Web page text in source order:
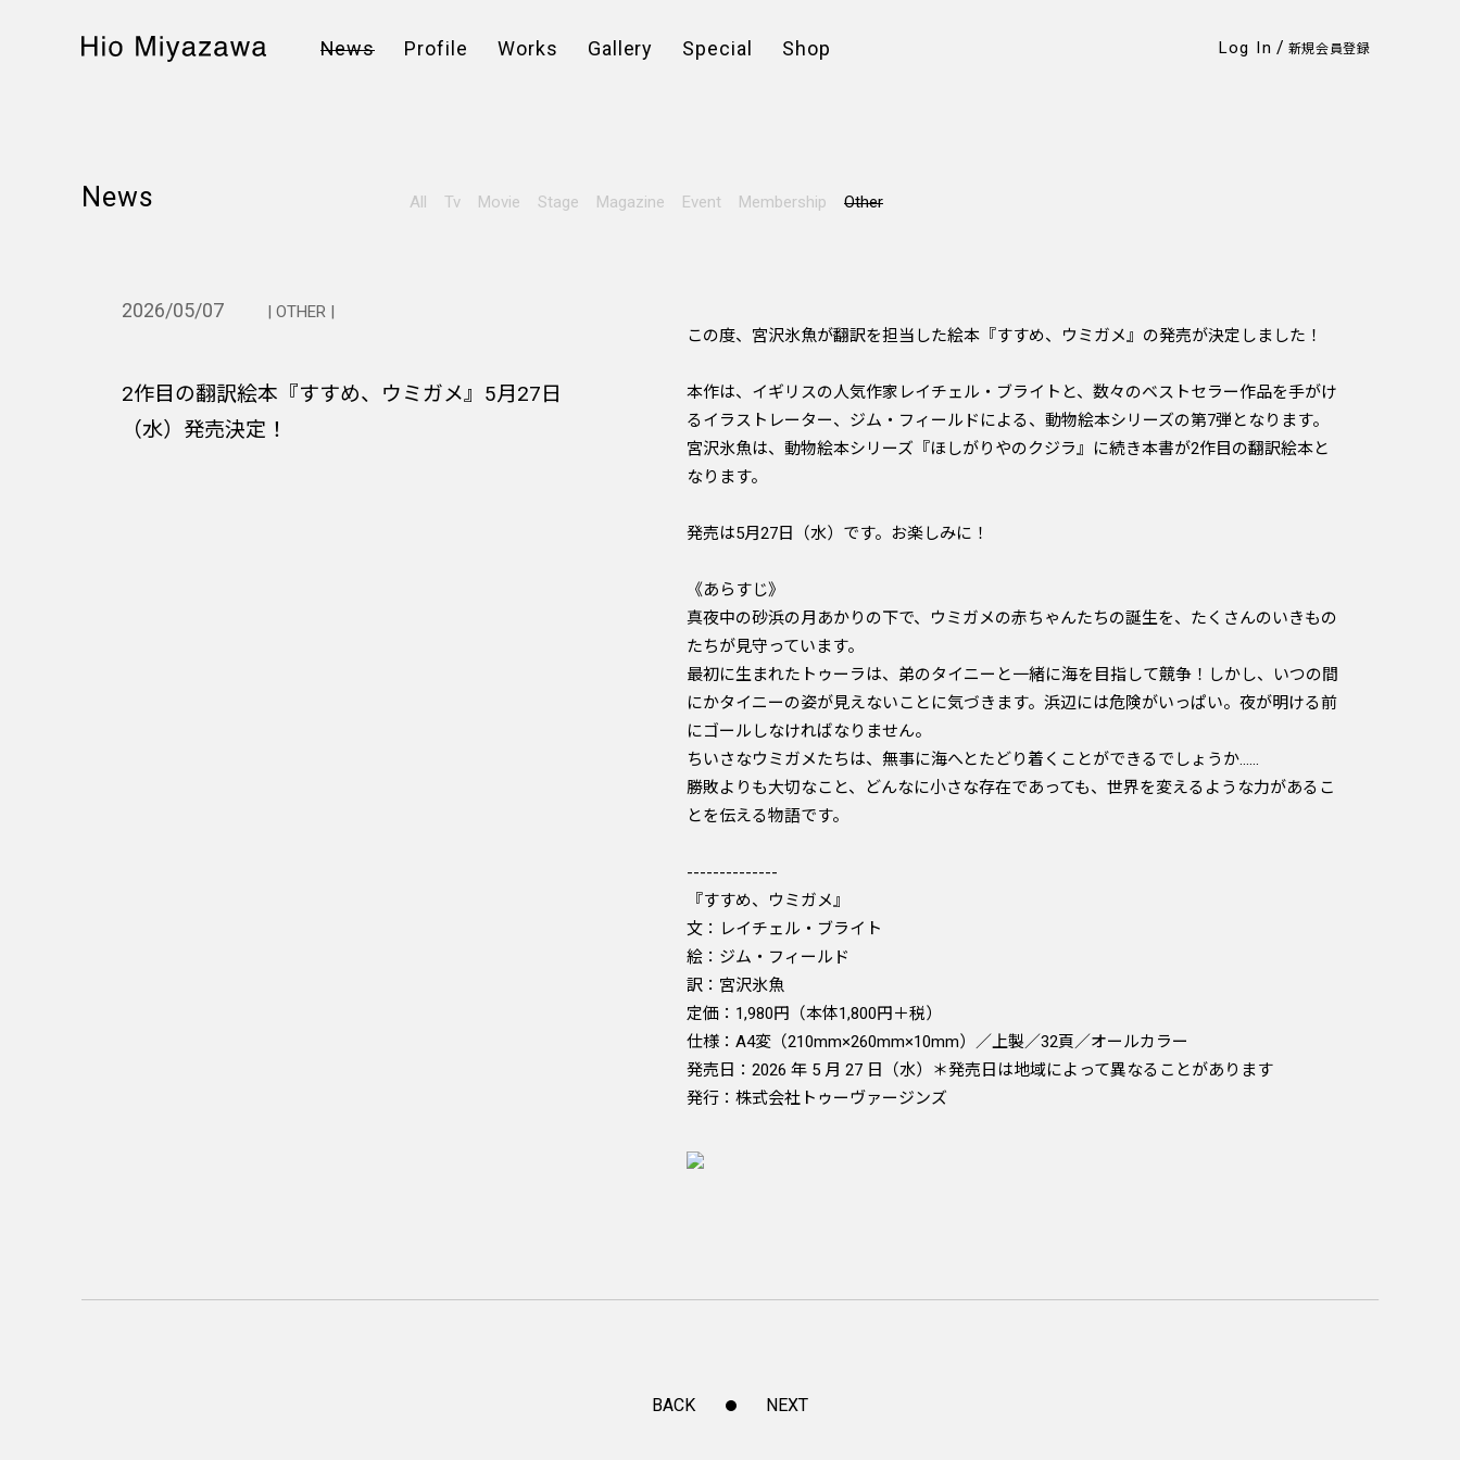
News Profile Works Gallery Special Shop Log In / 新規会員登録
News All Tv Movie Stage Magazine Event Membership Other
2026/05/07 | OTHER |
2作目の翻訳絵本『すすめ、ウミガメ』5月27日
（水）発売決定！
この度、宮沢氷魚が翻訳を担当した絵本『すすめ、ウミガメ』の発売が決定しました！
本作は、イギリスの人気作家レイチェル・ブライトと、数々のベストセラー作品を手がけ
るイラストレーター、ジム・フィールドによる、動物絵本シリーズの第7弾となります。
宮沢氷魚は、動物絵本シリーズ『ほしがりやのクジラ』に続き本書が2作目の翻訳絵本と
なります。
発売は5月27日（水）です。お楽しみに！
《あらすじ》
真夜中の砂浜の月あかりの下で、ウミガメの赤ちゃんたちの誕生を、たくさんのいきもの
たちが見守っています。
最初に生まれたトゥーラは、弟のタイニーと一緒に海を目指して競争！しかし、いつの間
にかタイニーの姿が見えないことに気づきます。浜辺には危険がいっぱい。夜が明ける前
にゴールしなければなりません。
ちいさなウミガメたちは、無事に海へとたどり着くことができるでしょうか……
勝敗よりも大切なこと、どんなに小さな存在であっても、世界を変えるような力があるこ
とを伝える物語です。
--------------
『すすめ、ウミガメ』
文：レイチェル・ブライト
絵：ジム・フィールド
訳：宮沢氷魚
定価：1,980円（本体1,800円＋税）
仕様：A4変（210mm×260mm×10mm）／上製／32頁／オールカラー
発売日：2026 年 5 月 27 日（水）＊発売日は地域によって異なることがあります
発行：株式会社トゥーヴァージンズ
BACK NEXT